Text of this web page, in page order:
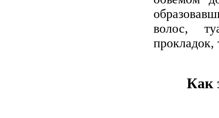
волос,
Как